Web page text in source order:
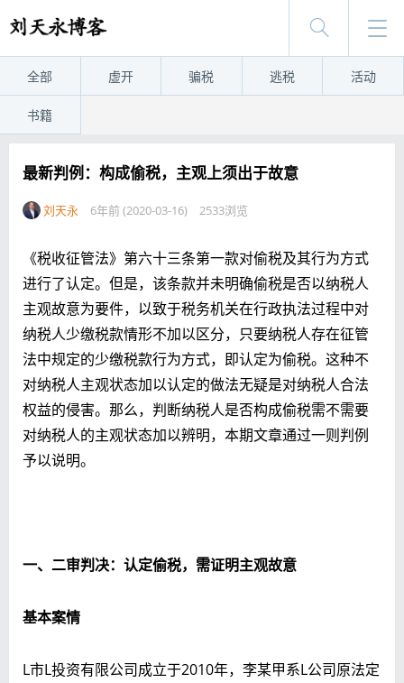
全部 虚开 骗税 逃税 活动
书籍
最新判例：构成偷税，主观上须出于故意
刘天永 6年前 (2020-03-16) 2533浏览
《税收征管法》第六十三条第一款对偷税及其行为方式
进行了认定。但是，该条款并未明确偷税是否以纳税人
主观故意为要件，以致于税务机关在行政执法过程中对
纳税人少缴税款情形不加以区分，只要纳税人存在征管
法中规定的少缴税款行为方式，即认定为偷税。这种不
对纳税人主观状态加以认定的做法无疑是对纳税人合法
权益的侵害。那么，判断纳税人是否构成偷税需不需要
对纳税人的主观状态加以辨明，本期文章通过一则判例
予以说明。
一、二审判决：认定偷税，需证明主观故意
基本案情
L市L投资有限公司成立于2010年，李某甲系L公司原法定